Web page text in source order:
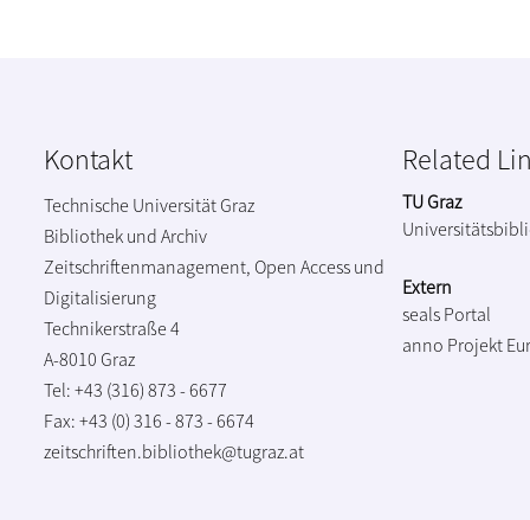
Kontakt
Technische Universität Graz
Bibliothek und Archiv
Zeitschriftenmanagement, Open Access und
Digitalisierung
Technikerstraße 4
A-8010 Graz
Tel: +43 (316) 873 - 6677
Fax: +43 (0) 316 - 873 - 6674
zeitschriften.bibliothek@tugraz.at
Related
TU Graz
Extern
seals Portal
anno Projekt